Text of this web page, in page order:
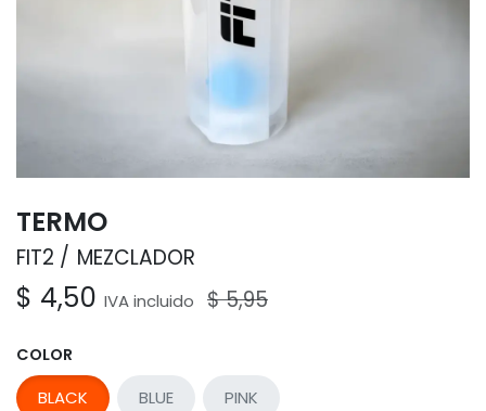
TERMO
FIT2 MEZCLADOR
$ 4,50 IVA incluido $5,95
COLOR
BLACK BLUE PINK